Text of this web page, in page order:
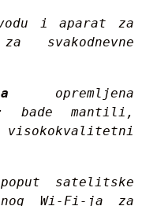
i aparat za
svakodnevne
opremljena
bade mantili,
visokokvalitetni
satelitske
Wi-Fi-ja za